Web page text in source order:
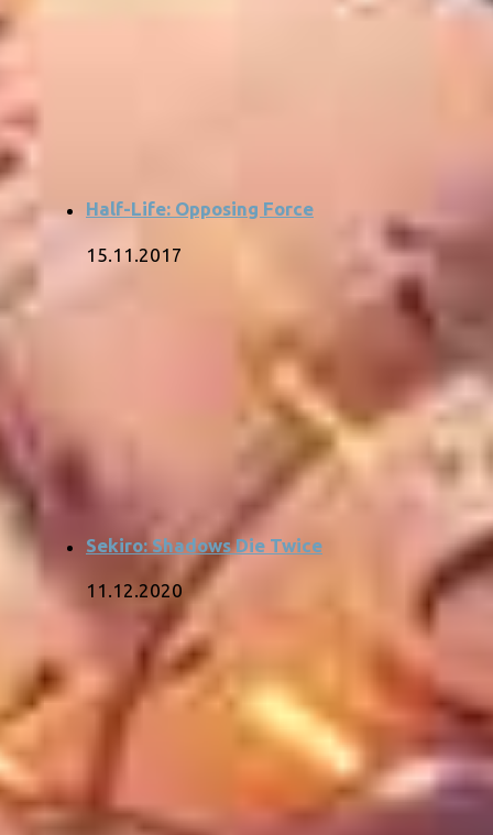
Half-Life: Opposing Force
15.11.2017
Sekiro: Shadows Die Twice
11.12.2020